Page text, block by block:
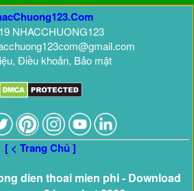
NHACCHUONG123
Điều khoản, Bảo mật
[ < Trang Chủ ]
dien thoai mien phi - Download